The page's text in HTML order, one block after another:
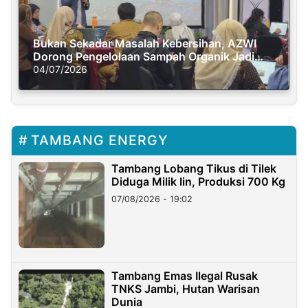
Bukan Sekadar Masalah Kebersihan, AZWI
Dorong Pengelolaan Sampah Organik Jadi
Solusi Krisis Iklim
04/07/2026
TAMBANG ENERGY
Tambang Lobang Tikus di Tilek
Diduga Milik Iin, Produksi 700 Kg
07/08/2026 - 19:02
Tambang Emas Ilegal Rusak
TNKS Jambi, Hutan Warisan
Dunia